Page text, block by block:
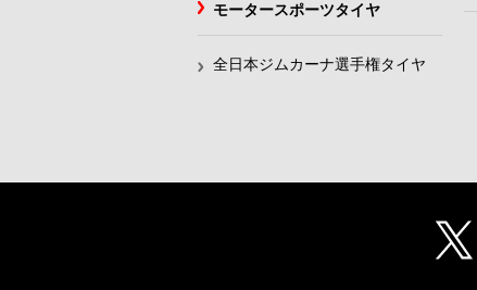
モータースポーツタイヤ
全日本ジムカーナ選手権タイヤ